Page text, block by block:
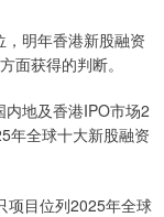
明年香港新股融资
面获得的判断。
地及香港IPO市场2
年全球十大新股融资
目位列2025年全球